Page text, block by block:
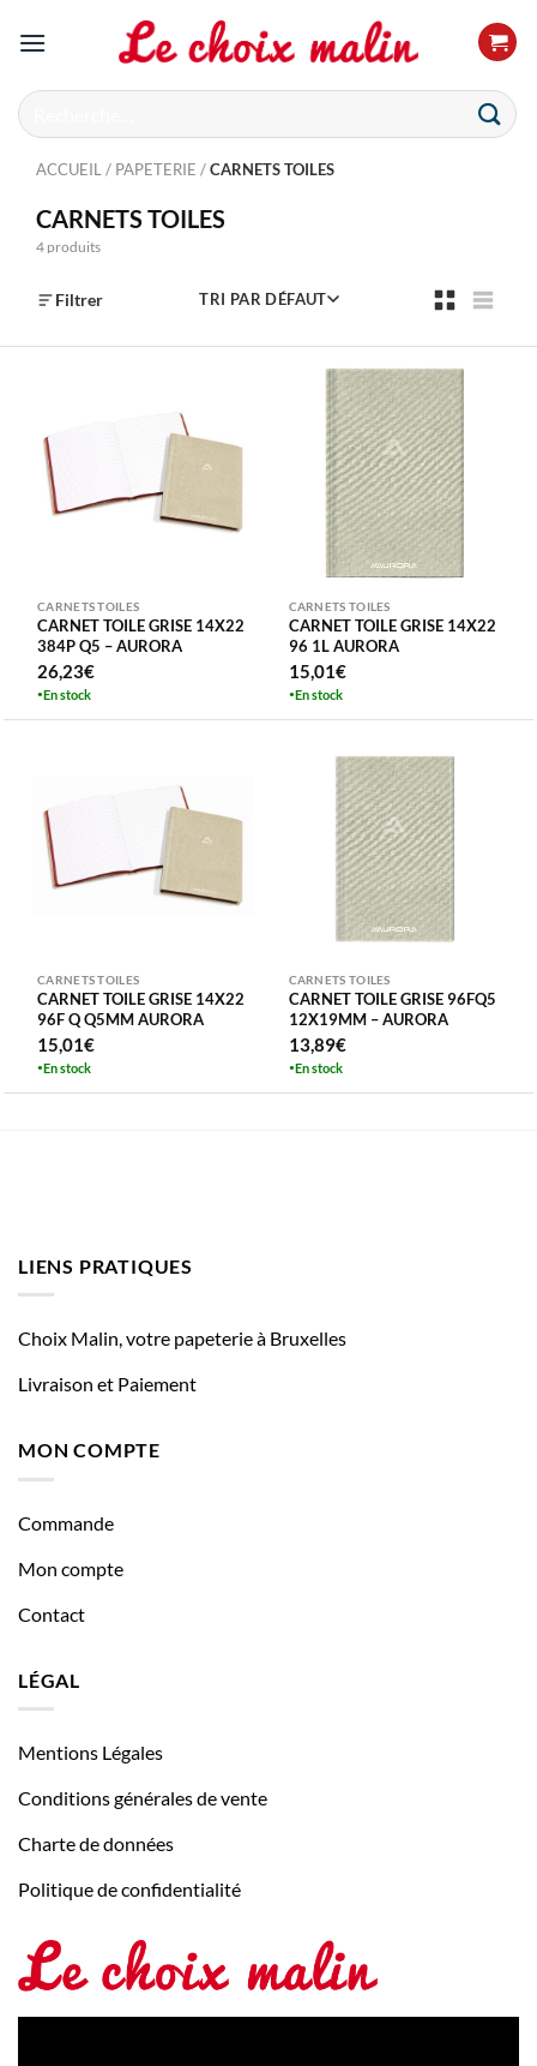
Recherche
pour :
ACCUEIL / PAPETERIE /CARNETS TOILES
CARNETS TOILES
4 produits
Filtrer TRI PAR DÉFAUT
CARNETS TOILES
CARNET TOILE GRISE 14X22
384P Q5 – AURORA
26,23€
En stock
CARNETS TOILES
CARNET TOILE GRISE 14X22
96 1L AURORA
15,01€
En stock
CARNETS TOILES
CARNET TOILE GRISE 14X22
96F Q Q5MM AURORA
15,01€
En stock
CARNETS TOILES
CARNET TOILE GRISE 96FQ5
12X19MM – AURORA
13,89€
En stock
LIENS PRATIQUES
Choix Malin, votre papeterie à Bruxelles
Livraison et Paiement
MON COMPTE
Commande
Mon compte
Contact
LÉGAL
Mentions Légales
Conditions générales de vente
Charte de données
Politique de confidentialité